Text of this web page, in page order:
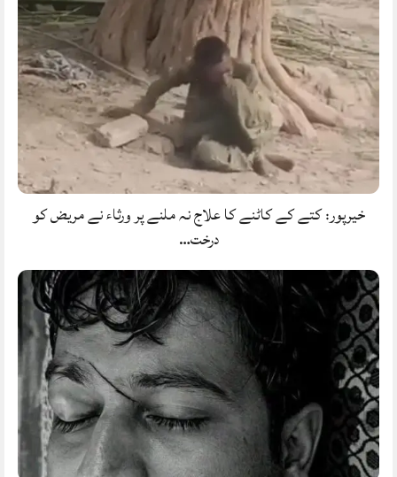
خیرپور: کتے کے کاٹنے کا علاج نہ ملنے پر ورثاء نے مریض کو
درخت…